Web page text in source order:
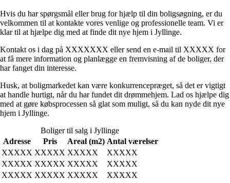
Hvis du har spørgsmål eller brug for hjælp til din boligsøgning, er du
velkommen til at kontakte vores venlige og professionelle team. Vi er
klar til at hjælpe dig med at finde dit nye hjem i Jyllinge.
Kontakt os i dag på XXXXXXX eller send en e-mail til XXXXX for
at få mere information og planlægge en fremvisning af de boliger, der
har fanget din interesse.
Husk, at boligmarkedet kan være konkurrencepræget, så det er vigtigt
at handle hurtigt, når du har fundet dit drømmehjem. Lad os hjælpe dig
med at gøre købsprocessen så glat som muligt, så du kan nyde dit nye
hjem i Jyllinge.
Boliger til salg i Jyllinge
Adresse
Pris Areal (m2) Antal værelser
XXXXX XXXXX XXXXX
XXXXX
XXXXX XXXXX XXXXX
XXXXX
XXXXX XXXXX XXXXX XXXXX